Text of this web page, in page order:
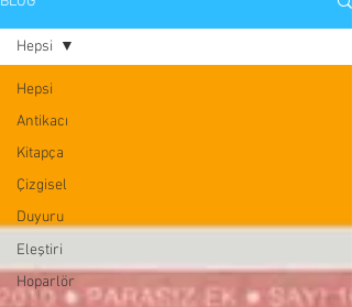
Hepsi
Antikacı
Kitapça
Çizgisel
Duyuru
Eleştiri
Hoparlör
Hepsi